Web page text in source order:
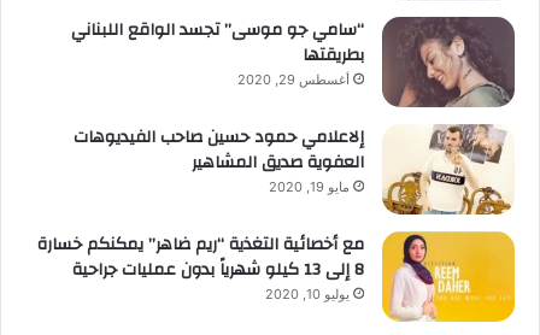
“سامي جو موسى” تجسد الواقع اللبناني
بطريقتها
أغسطس 29, 2020
إلاعلامي حمود حسين صاحب الفيديوهات
العفوية صديق المشاهير
مايو 19, 2020
مع أخصائية التغذية “ريم ضاهر” يمكنكم خسارة
8 إلى 13 كيلو شهرياً بدون عمليات جراحية
يوليو 10, 2020